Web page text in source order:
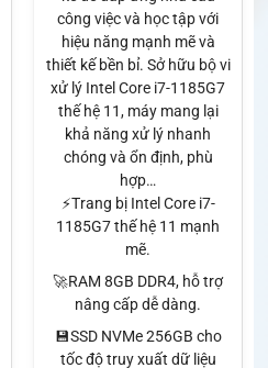
công việc và học tập với
hiệu năng mạnh mẽ và
thiết kế bền bỉ. Sở hữu bộ vi
xử lý Intel Core i7-1185G7
thế hệ 11, máy mang lại
khả năng xử lý nhanh
chóng và ổn định, phù
hợp…
⚡Trang bị Intel Core i7-
1185G7 thế hệ 11 mạnh
mẽ.
🚀RAM 8GB DDR4, hỗ trợ
nâng cấp dễ dàng.
💾SSD NVMe 256GB cho
tốc độ truy xuất dữ liệu